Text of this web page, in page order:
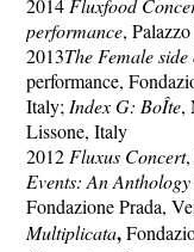
performance,
2013The Female
performance,
Italy; Index G: BoÎte,
Lissone, Italy
2012 Fluxus Concert,
Events: An
Fondazione Prada,
Multiplicata,